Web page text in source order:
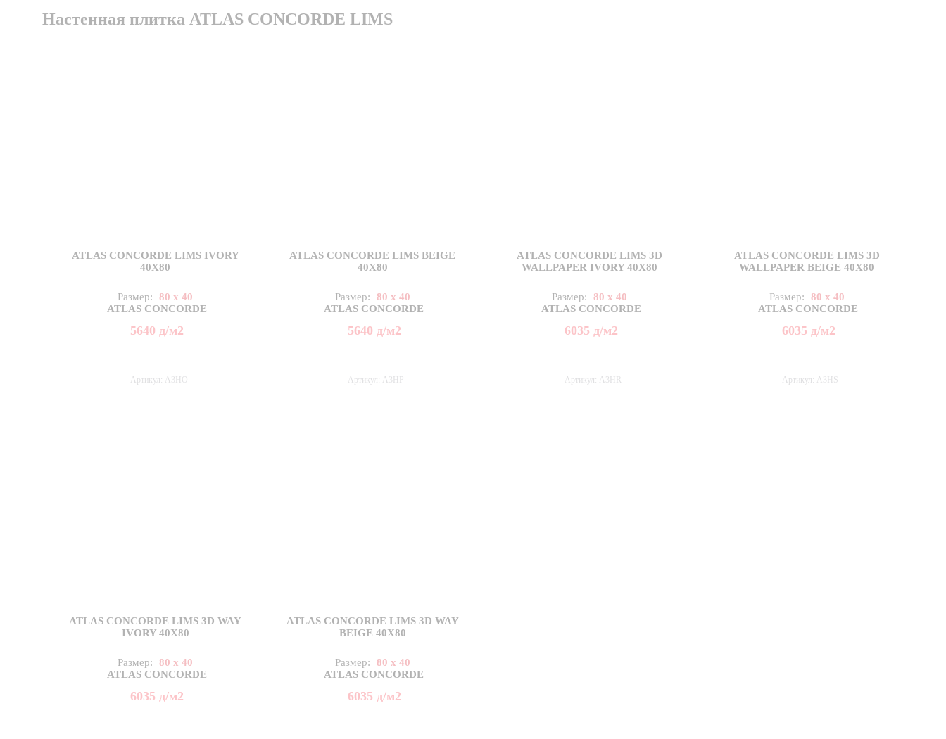
Настенная плитка ATLAS CONCORDE LIMS
ATLAS CONCORDE LIMS IVORY
40X80
Размер:
80 x 40
ATLAS CONCORDE
5640 д/м2
Артикул: A3HO
ATLAS CONCORDE LIMS BEIGE
40X80
Размер:
80 x 40
ATLAS CONCORDE
5640 д/м2
Артикул: A3HP
ATLAS CONCORDE LIMS 3D
WALLPAPER IVORY 40X80
Размер:
80 x 40
ATLAS CONCORDE
6035 д/м2
Артикул: A3HR
ATLAS CONCORDE LIMS 3D
WALLPAPER BEIGE 40X80
Размер:
80 x 40
ATLAS CONCORDE
6035 д/м2
Артикул: A3HS
ATLAS CONCORDE LIMS 3D WAY
IVORY 40X80
Размер:
80 x 40
ATLAS CONCORDE
6035 д/м2
ATLAS CONCORDE LIMS 3D WAY
BEIGE 40X80
Размер:
80 x 40
ATLAS CONCORDE
6035 д/м2